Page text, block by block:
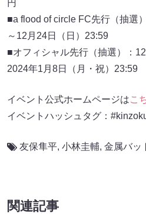
円
■a flood of circle FC先行（抽選
～12月24日（日）23:59
■オフィシャル先行（抽選）：
2024年1月8日（月・祝）23:59
イベント公式ホームページはこ
イベントハッシュタグ：
友保隼平, 小林圭輔, 金属バッ
関連記事